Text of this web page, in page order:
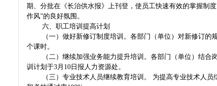
期、分批在《长治供水报》上刊登，使员工快速有效的掌握制
作风”的良好氛围。
六、职工培训提高计划
（一）做好新修订制度培训。各部门（单位）对新修订
个课时。
（二）继续加强业务能力提升培训。各部门（单位）结
训计划于3月10日报人力资源处。
（三）专业技术人员继续教育培训。 为提高专业技术人